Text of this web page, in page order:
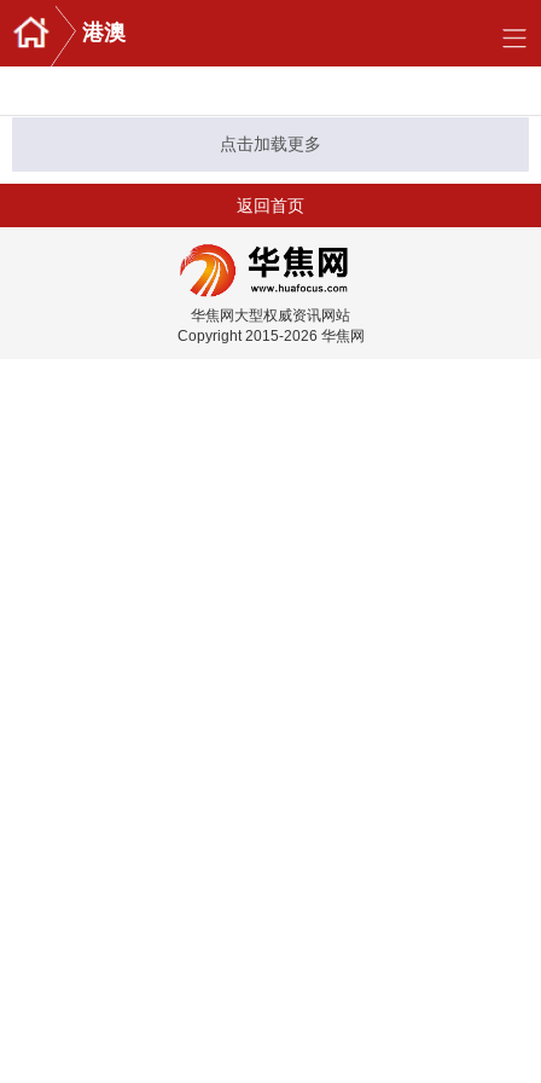
港澳
点击加载更多
返回首页
华焦网大型权威资讯网站
Copyright 2015-2026 华焦网